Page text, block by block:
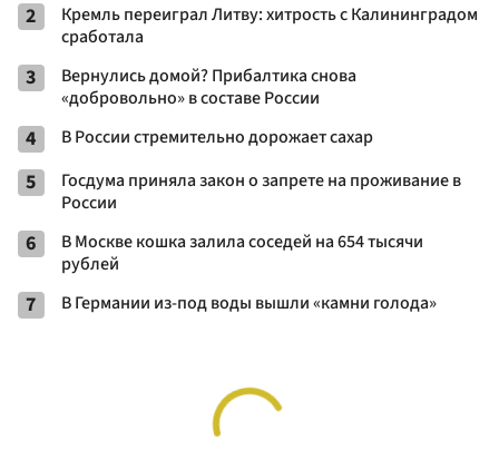
2
Кремль переиграл Литву: хитрость с Калининградом
сработала
3
Вернулись домой? Прибалтика снова
«добровольно» в составе России
4 В России стремительно дорожает сахар
5
Госдума приняла закон о запрете на проживание в
России
6
В Москве кошка залила соседей на 654 тысячи
рублей
7 В Германии из-под воды вышли «камни голода»